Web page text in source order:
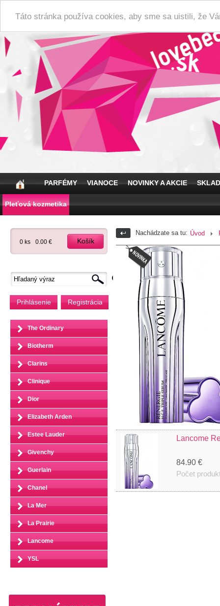
Táto stránka používa cookies, aby sme sa uistili, že
PARFÉMY VIANOCE NOVINKY A AKCIE
Pleťová kozmetika
0 ks 0.00 € Košík
Prihlásenie Registrácia
The Ordinary
Biotherm
Clarins
Clinique
Dior
Elizabeth Arden
Estee Lauder
Givenchy
Guerlain
Chanel
La Mer
La Prairie
Lancome
YSL
Nachádzate sa tu: Úvod
Lancome
84.90 €
Počet